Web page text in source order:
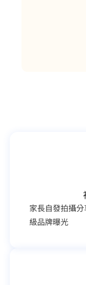
家長自發拍攝
級品牌曝光